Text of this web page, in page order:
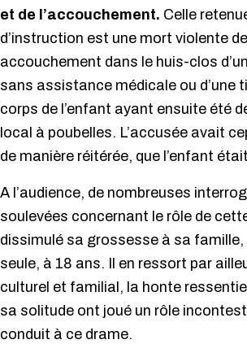
et de l’accouchement. Celle
d’instruction est une mort violente
accouchement dans le huis-clos
sans assistance médicale ou d’une
corps de l’enfant ayant ensuite été
local à poubelles. L’accusée avait
de manière réitérée, que l’enfant
A l’audience, de nombreuses
soulevées concernant le rôle de
dissimulé sa grossesse à sa
seule, à 18 ans. Il en ressort par
culturel et familial, la honte
sa solitude ont joué un rôle
conduit à ce drame.